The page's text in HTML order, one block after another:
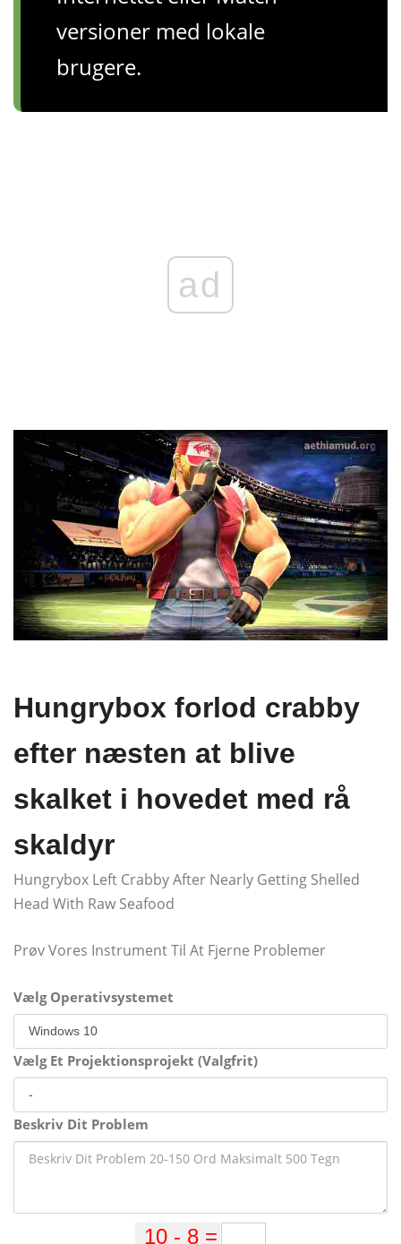
versioner med lokale
brugere.
ad
Hungrybox forlod crabby
efter næsten at blive
skalket i hovedet med rå
skaldyr
Hungrybox Left Crabby After Nearly Getting Shelled
Head With Raw Seafood
Prøv Vores Instrument Til At Fjerne Problemer
Vælg Operativsystemet
Vælg Et Projektionsprojekt (Valgfrit)
Beskriv Dit Problem